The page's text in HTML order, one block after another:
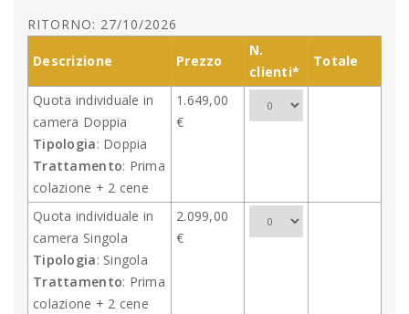
RITORNO: 27/10/2026
Descrizione Prezzo
N.
clienti*
Totale
Quota individuale in
camera Doppia
Tipologia: Doppia
Trattamento: Prima
colazione + 2 cene
1.649,00
€
Quota individuale in
camera Singola
Tipologia: Singola
Trattamento: Prima
colazione + 2 cene
2.099,00
€